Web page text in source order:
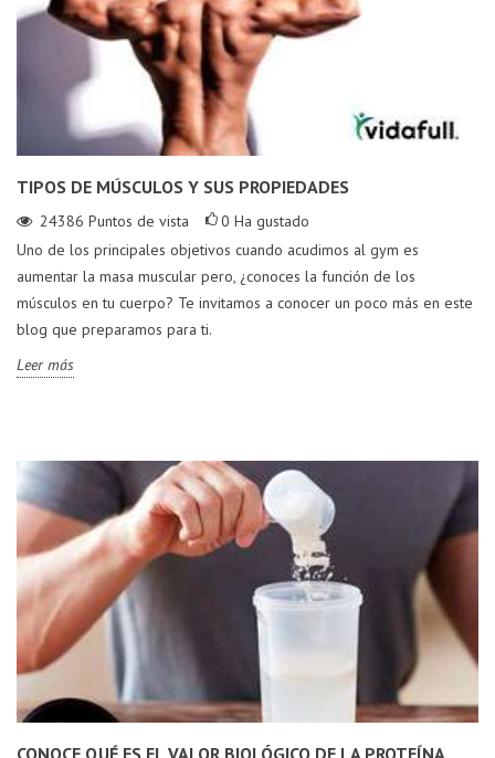
TIPOS DE MÚSCULOS Y SUS PROPIEDADES
24386 Puntos de vista 0 Ha gustado
Uno de los principales objetivos cuando acudimos al gym es
aumentar la masa muscular pero, ¿conoces la función de los
músculos en tu cuerpo? Te invitamos a conocer un poco más en este
blog que preparamos para ti.
Leer más